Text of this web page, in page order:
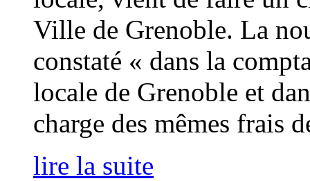
Ville de Grenoble. La
constaté « dans la
locale de Grenoble et
charge des mêmes frais
lire la suite